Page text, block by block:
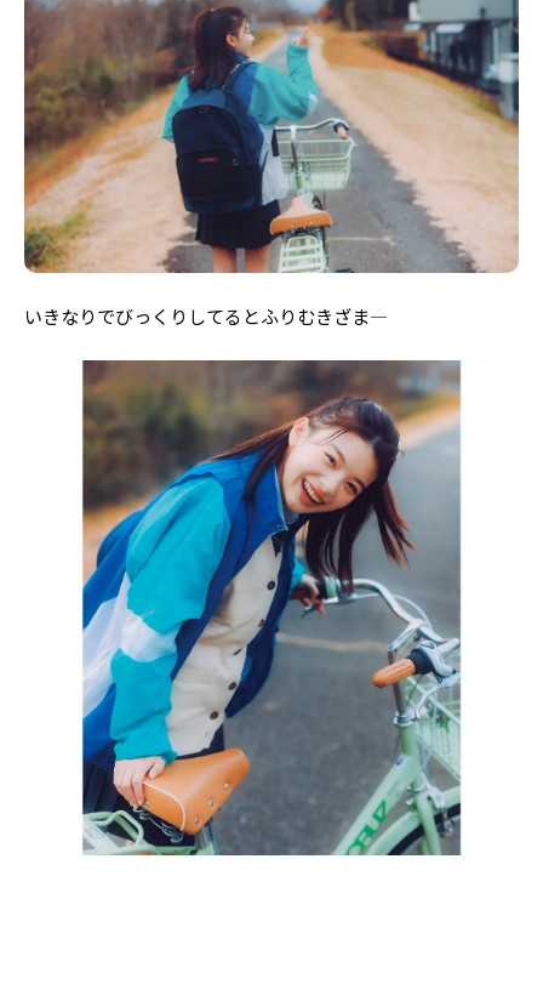
いきなりでびっくりしてるとふりむきざま―